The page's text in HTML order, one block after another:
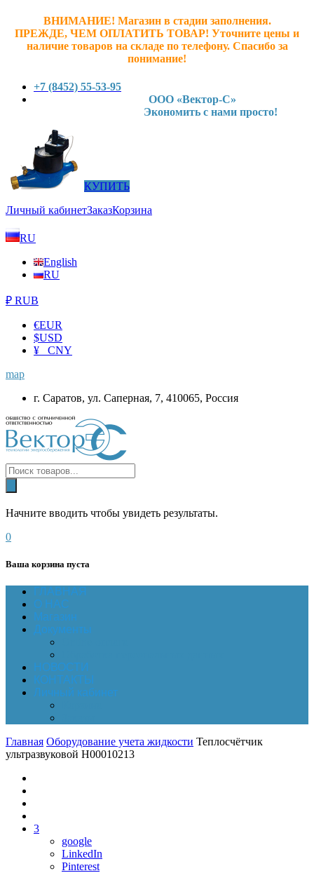
ВНИМАНИЕ! Магазин в стадии заполнения.
ПРЕЖДЕ, ЧЕМ ОПЛАТИТЬ ТОВАР! Уточните цены и
наличие товаров на складе по телефону. Спасибо за
понимание!
+7 (8452) 55-53-95
ООО «Вектор-С»
Экономить с нами просто!
КУПИТЬ
Личный кабинетЗаказКорзина
RU
English
RU
₽ RUB
€EUR
$USD
¥ CNY
map
г. Саратов, ул. Саперная, 7, 410065, Россия
Начните вводить чтобы увидеть результаты.
0
Ваша корзина пуста
ГЛАВНАЯ
О НАС
Магазин
Документы
НОВОСТИ
КОНТАКТЫ
Личный кабинет
Главная Оборудование учета жидкости Теплосчётчик
ультразвуковой Н00010213
3
google
LinkedIn
Pinterest